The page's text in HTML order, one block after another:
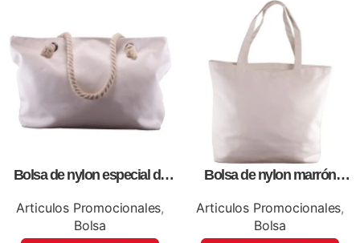
Bolsa de nylon especial de
con impresión full color.
Articulos Promocionales,
Bolsa
Bolsa de nylon marrón
color
Articulos Promocionales,
Bolsa